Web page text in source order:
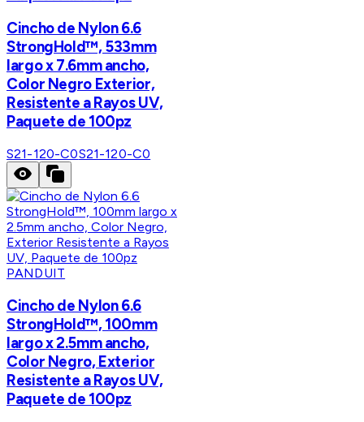
Cincho de Nylon 6.6
StrongHold™, 533mm
largo x 7.6mm ancho,
Color Negro Exterior,
Resistente a Rayos UV,
Paquete de 100pz
S21-120-C0S21-120-C0
PANDUIT
Cincho de Nylon 6.6
StrongHold™, 100mm
largo x 2.5mm ancho,
Color Negro, Exterior
Resistente a Rayos UV,
Paquete de 100pz